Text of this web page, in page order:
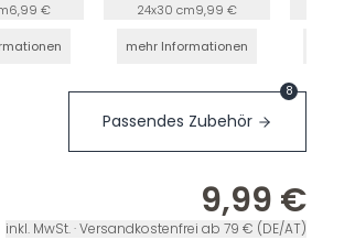
6,99 €
24x30 cm9,99 €
mehr Informationen
Passendes Zubehör
8
9,99 €
inkl. MwSt. · Versandkostenfrei ab 79 € (DE/AT)